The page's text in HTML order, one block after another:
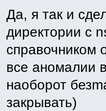
Да, я так и
директории с
справочником
все аномалии
наоборот
закрывать)